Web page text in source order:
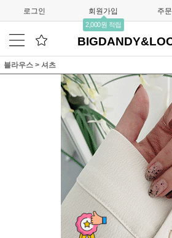
로그인 회원가입
2,000원 적립
주
블라우스 > 셔츠